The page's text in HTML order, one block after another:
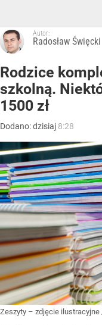
Autor:
Radosław Święcki
Rodzice
szkolną.
1500 zł
Dodano:dzisiaj 8:28
Zeszyty – zdjęcie ilustracyjne